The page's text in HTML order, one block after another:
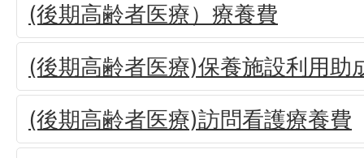
(後期高齢者医療）療養費
(後期高齢者医療)保養施設利用助
(後期高齢者医療)訪問看護療養費